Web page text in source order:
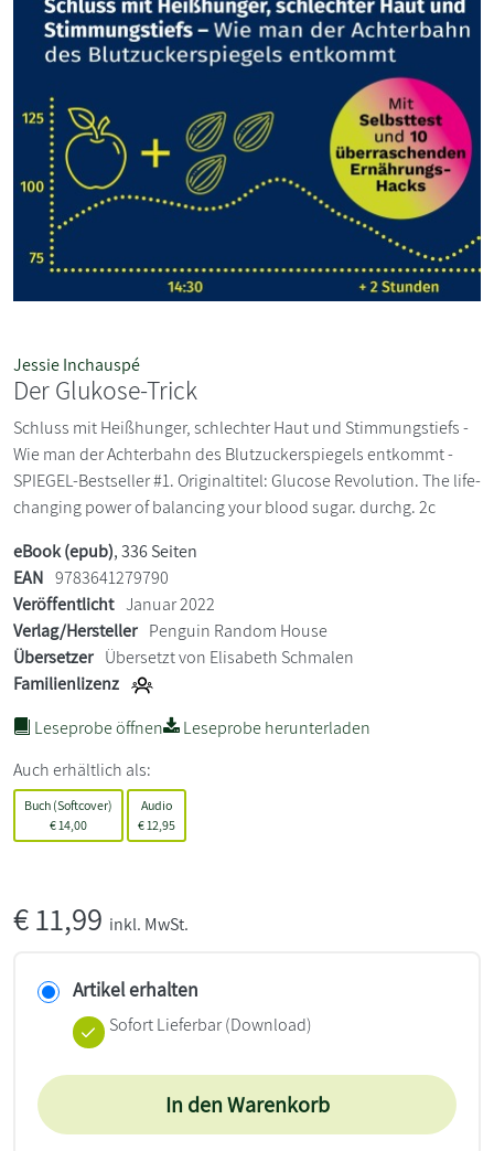
Jessie Inchauspé
Der Glukose-Trick
Schluss mit Heißhunger, schlechter Haut und Stimmungstiefs -
Wie man der Achterbahn des Blutzuckerspiegels entkommt -
SPIEGEL-Bestseller #1. Originaltitel: Glucose Revolution. The life-
changing power of balancing your blood sugar. durchg. 2c
eBook (epub), 336 Seiten
EAN 9783641279790
Veröffentlicht Januar 2022
Verlag/Hersteller Penguin Random House
Übersetzer Übersetzt von Elisabeth Schmalen
Familienlizenz
Leseprobe öffnen
Leseprobe herunterladen
Auch erhältlich als:
Buch (Softcover)
€14,00
Audio
€12,95
€11,99 inkl. MwSt.
Artikel erhalten
Sofort Lieferbar (Download)
In den Warenkorb